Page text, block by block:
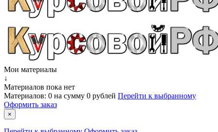
Мои материалы
↓
Материалов пока нет
Материалов: 0 на сумму 0 рублей Перейти к выбранному
Оформить заказ
×